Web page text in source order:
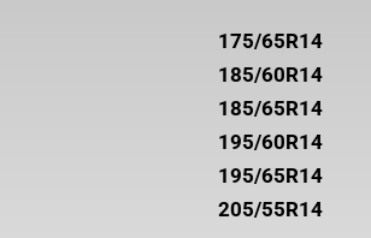
175/65R14
185/60R14
185/65R14
195/60R14
195/65R14
205/55R14